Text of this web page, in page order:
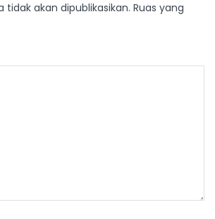
tidak akan dipublikasikan. Ruas yang